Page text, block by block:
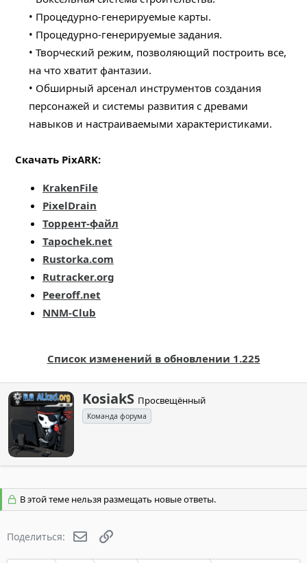
• Процедурно-генерируемые карты.​
• Процедурно-генерируемые задания.​
• Творческий режим, позволяющий построить все,
на что хватит фантазии.​
• Обширный арсенал инструментов создания
персонажей и системы развития с древами
навыков и настраиваемыми характеристиками.​
Скачать PixARK:
KrakenFile
PixelDrain
Торрент-файл
Tapochek.net
Rustorka.com
Rutracker.org
Peeroff.net
NNM-Club
Список изменений в обновлении 1.225
А
в
т
KosiakS Просвещённый
Команда форума
В этой теме нельзя размещать новые ответы.
Поделиться: Электронная почта